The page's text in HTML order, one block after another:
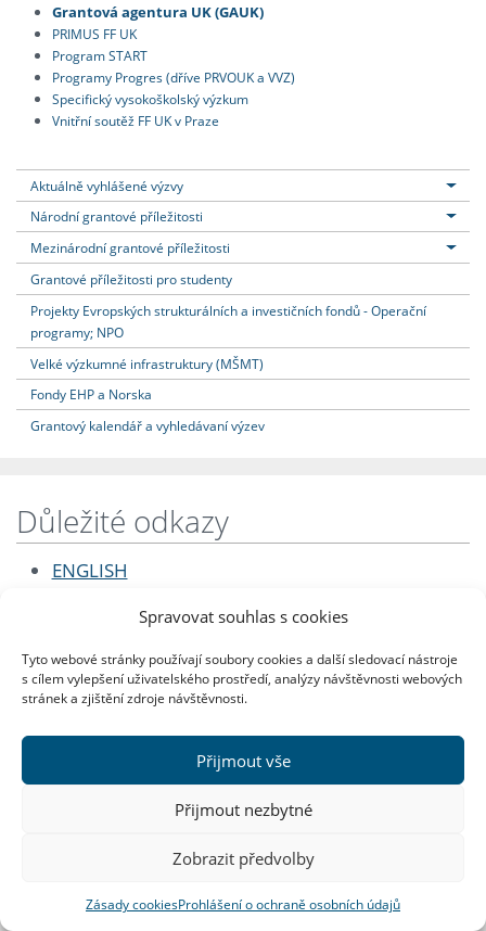
Spravovat souhlas s cookies
Tyto webové stránky používají soubory cookies a další sledovací nástroje
s cílem vylepšení uživatelského prostředí, analýzy návštěvnosti webových
stránek a zjištění zdroje návštěvnosti.
Přijmout vše
Přijmout nezbytné
Zobrazit předvolby
Zásady cookiesProhlášení o ochraně osobních údajů
Grantová agentura UK (GAUK)
PRIMUS FF UK
Program START
Programy Progres (dříve PRVOUK a VVZ)
Specifický vysokoškolský výzkum
Vnitřní soutěž FF UK v Praze
Aktuálně vyhlášené výzvy
Národní grantové příležitosti
Mezinárodní grantové příležitosti
Grantové příležitosti pro studenty
Projekty Evropských strukturálních a investičních fondů - Operační
programy; NPO
Velké výzkumné infrastruktury (MŠMT)
Fondy EHP a Norska
Grantový kalendář a vyhledávaní výzev
Důležité odkazy
ENGLISH
Studijní oddělení
Katedry, ústavy a další pracoviště
Harmonogram ak. roku
Zobrazit plnou verzi stránek
Rychlé kontakty
Univerzita Karlova